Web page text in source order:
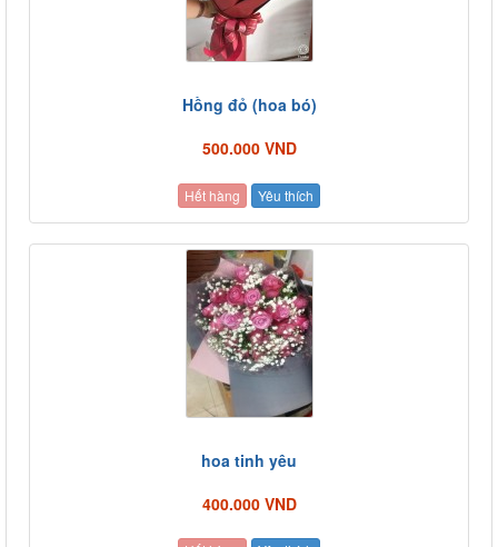
Hồng đỏ (hoa bó)
500.000 VND
Hết hàng Yêu thích
hoa tinh yêu
400.000 VND